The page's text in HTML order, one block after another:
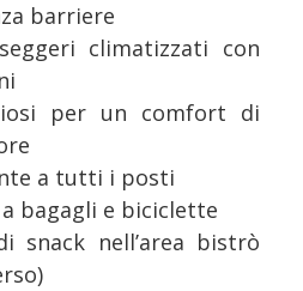
barriere
climatizzati con
per un comfort di
a tutti i posti
bagagli e biciclette
snack nell’area bistrò